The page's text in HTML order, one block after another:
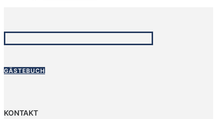
GÄSTEBUCH
KONTAKT